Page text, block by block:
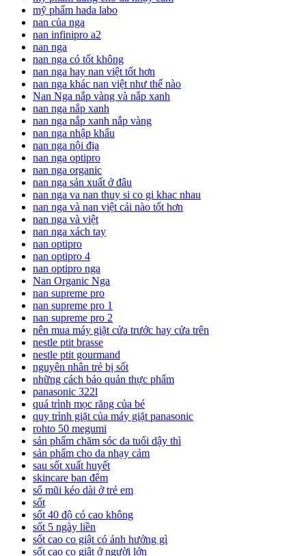
mỹ phẩm hada labo
nan của nga
nan infinipro a2
nan nga
nan nga có tốt không
nan nga hay nan việt tốt hơn
nan nga khác nan việt như thế nào
Nan Nga nắp vàng và nắp xanh
nan nga nắp xanh
nan nga nắp xanh nắp vàng
nan nga nhập khẩu
nan nga nội địa
nan nga optipro
nan nga organic
nan nga sản xuất ở đâu
nan nga va nan thuy si co gi khac nhau
nan nga và nan việt cái nào tốt hơn
nan nga và việt
nan nga xách tay
nan optipro
nan optipro 4
nan optipro nga
Nan Organic Nga
nan supreme pro
nan supreme pro 1
nan supreme pro 2
nên mua máy giặt cửa trước hay cửa trên
nestle ptit brasse
nestle ptit gourmand
nguyên nhân trẻ bị sốt
những cách bảo quản thực phẩm
panasonic 322l
quá trình mọc răng của bé
quy trình giặt của máy giặt panasonic
rohto 50 megumi
sản phẩm chăm sóc da tuổi dậy thì
sản phẩm cho da nhạy cảm
sau sốt xuất huyết
skincare ban đêm
sổ mũi kéo dài ở trẻ em
sốt
sốt 40 độ có cao không
sốt 5 ngày liền
sốt cao co giật có ảnh hưởng gì
sốt cao co giật ở người lớn